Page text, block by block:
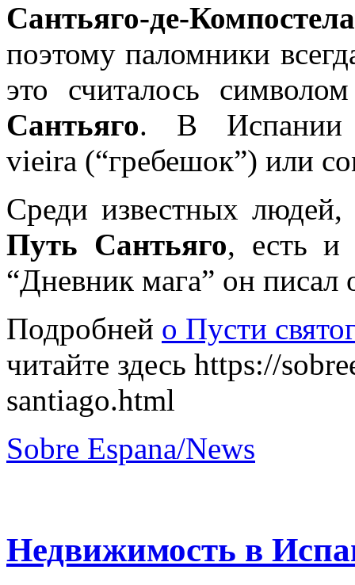
Сантьяго-де-Компостела
поэтому паломники
это считалось
Сантьяго. В Испании
vieira (“гребешок”) или
Среди известных
Путь Сантьяго, есть и
“Дневник мага” он писал
Подробней о Пусти
читайте здесь https://
santiago.html
Sobre Espana/News
Недвижимость в